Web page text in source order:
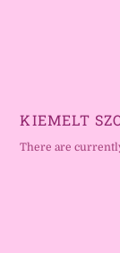
KIEMELT
There are